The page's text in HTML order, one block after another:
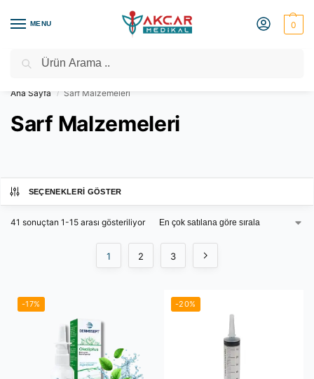
MENU 0
Medikal Market – Medikal Ürünler
Ana Sayfa / Sarf Malzemeleri
Sarf Malzemeleri
SEÇENEKLERI GÖSTER
41 sonuçtan 1-15 arası gösteriliyor
1 2 3
-17% -20%